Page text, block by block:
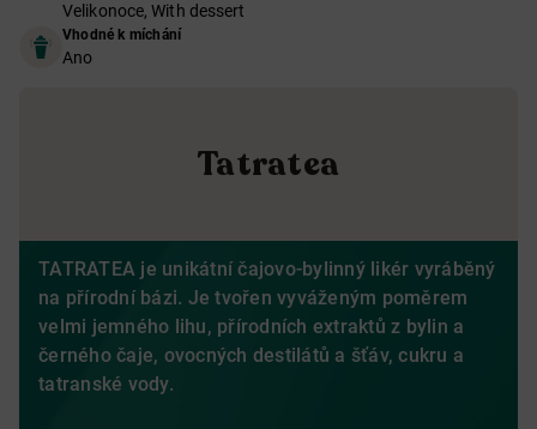
Velikonoce, With dessert
Vhodné k míchání
Ano
Tatratea
TATRATEA je unikátní čajovo-bylinný likér vyráběný
na přírodní bázi. Je tvořen vyváženým poměrem
velmi jemného lihu, přírodních extraktů z bylin a
černého čaje, ovocných destilátů a šťáv, cukru a
tatranské vody.